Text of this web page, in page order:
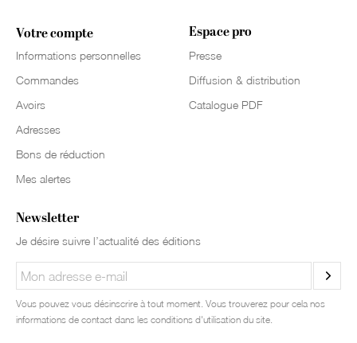
Votre compte
Informations personnelles
Commandes
Avoirs
Adresses
Bons de réduction
Mes alertes
Espace pro
Presse
Diffusion & distribution
Catalogue PDF
Newsletter
Je désire suivre l’actualité des éditions
Vous pouvez vous désinscrire à tout moment. Vous trouverez pour cela nos
informations de contact dans les conditions d'utilisation du site.